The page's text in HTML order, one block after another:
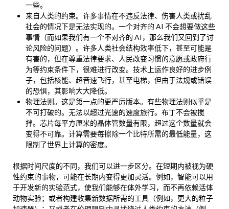
一些。
来自人类的约束。许多事情在不违反法律、伤害人类或扰乱
社会的情况下是无法实现的。一个对齐的 AI 不会想要做这些
事情（而如果我们有一个不对齐的 AI，那么我们又回到了讨
论风险的问题）。许多人类社会结构效率低下，甚至可能是
有害的，但在尊重法律要求、人民改变习惯的意愿或政府行
为等约束条件下，很难进行改变。技术上运作良好的进步例
子，包括核能、超音速飞行，甚至电梯，但由于法规或错误
的恐惧，其影响大大降低。
物理法则。这是第一点的更严厉版本。有些物理法则似乎是
不可打破的。无法以超过光速的速度旅行。布丁不会被搅
拌。芯片每平方厘米的晶体管数量有限，超过这个数量就会
变得不可靠。计算需要每擦除一个比特所需的最低能量，这
限制了世界上计算的密度。
根据时间尺度的不同，我们可以进一步区分。在短期内被视为硬
性约束的事物，可能在长期内变得更加灵活。例如，智能可以用
于开发新的实验范式，使我们能够在体外学习，而不再依赖活体
动物实验；或者构建收集新数据所需的工具（例如，更大的粒子